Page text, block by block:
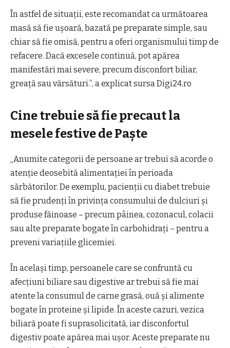
În astfel de situații, este recomandat ca următoarea
masă să fie ușoară, bazată pe preparate simple, sau
chiar să fie omisă, pentru a oferi organismului timp de
refacere. Dacă excesele continuă, pot apărea
manifestări mai severe, precum disconfort biliar,
greață sau vărsături.”, a explicat sursa Digi24.ro
Cine trebuie să fie precaut la
mesele festive de Paște
„Anumite categorii de persoane ar trebui să acorde o
atenție deosebită alimentației în perioada
sărbătorilor. De exemplu, pacienții cu diabet trebuie
să fie prudenți în privința consumului de dulciuri și
produse făinoase – precum pâinea, cozonacul, colacii
sau alte preparate bogate în carbohidrați – pentru a
preveni variațiile glicemiei.
În același timp, persoanele care se confruntă cu
afecțiuni biliare sau digestive ar trebui să fie mai
atente la consumul de carne grasă, ouă și alimente
bogate în proteine și lipide. În aceste cazuri, vezica
biliară poate fi suprasolicitată, iar disconfortul
digestiv poate apărea mai ușor. Aceste preparate nu